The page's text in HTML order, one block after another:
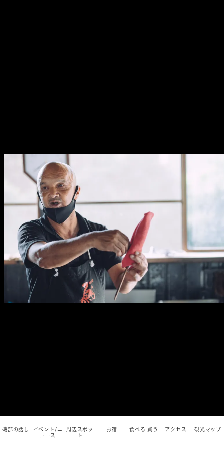
磯部の話し
イベント/ニ
ュース
周辺スポッ
ト
お宿 食べる 買う アクセス 観光マップ